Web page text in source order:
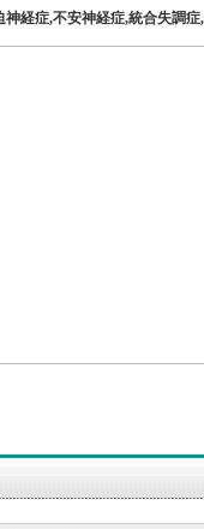
経症,不安神経症,統合失調